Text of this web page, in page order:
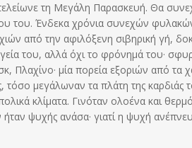
τη Μεγάλη Παρασκευή. Θα
του. Ένδεκα χρόνια συνεχών
από την αφιλόξενη σιβηρική γή,
του, αλλά όχι το φρόνημά του·
Πλαχίνο· μία πορεία εξοριών από
τόσο μεγάλωναν τα πλάτη της
κλίματα. Γινόταν ολοένα και
ψυχής ανάσα· γιατί η ψυχή